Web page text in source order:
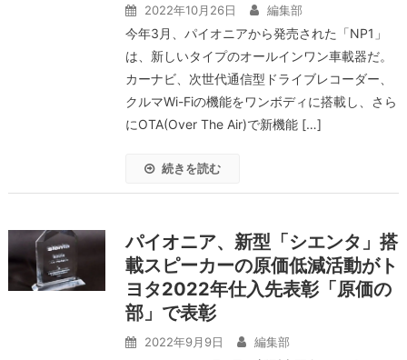
2022年10月26日 編集部
今年3月、パイオニアから発売された「NP1」
は、新しいタイプのオールインワン車載器だ。
カーナビ、次世代通信型ドライブレコーダー、
クルマWi-Fiの機能をワンボディに搭載し、さら
にOTA(Over The Air)で新機能 […]
続きを読む
パイオニア、新型「シエンタ」搭
載スピーカーの原価低減活動がト
ヨタ2022年仕入先表彰「原価の
部」で表彰
2022年9月9日 編集部